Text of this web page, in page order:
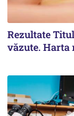
Rezultate
văzute. Harta